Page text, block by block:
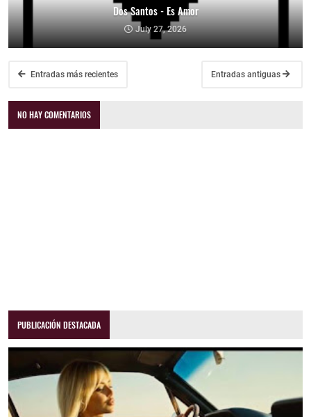
Dos Santos - Es Amor
July 27, 2026
Entradas más recientes Entradas antiguas
NO HAY COMENTARIOS
PUBLICACIÓN DESTACADA